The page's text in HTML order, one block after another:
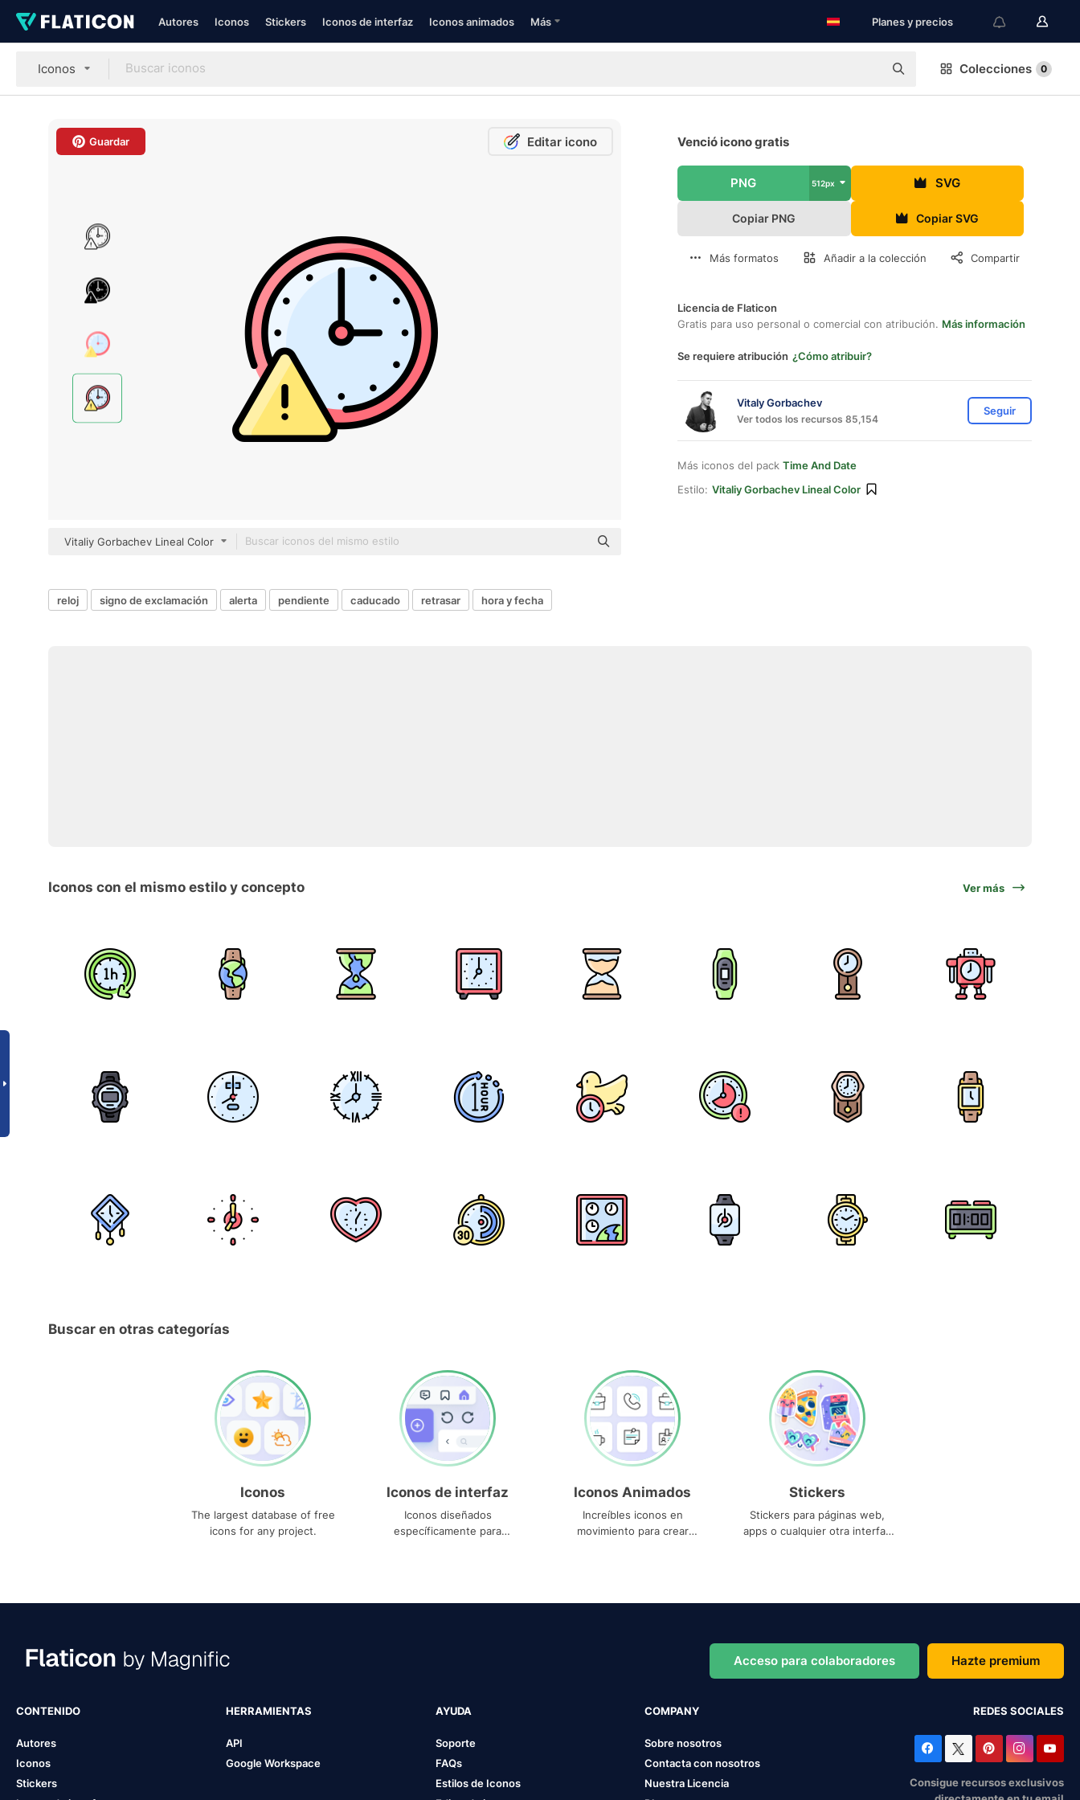
Autores Iconos Stickers Iconos de interfaz Iconos animados Más Planes y precios
Iconos Colecciones 0
Guardar Editar icono
Vitaliy Gorbachev Lineal Color
Venció icono gratis
PNG 512px SVG
Copiar PNG Copiar SVG
Más formatos Añadir a la colección Compartir
Licencia de Flaticon
Gratis para uso personal o comercial con atribución. Más información
Se requiere atribución ¿Cómo atribuir?
Vitaly Gorbachev
Ver todos los recursos 85,154
Seguir
Más iconos del pack Time And Date
Estilo: Vitaliy Gorbachev Lineal Color
reloj signo de exclamación alerta pendiente caducado retrasar hora y fecha
Iconos con el mismo estilo y concepto Ver más
Buscar en otras categorías
Iconos
The largest database of free
icons for any project.
Iconos de interfaz
Iconos diseñados
específicamente para
Iconos Animados
Increíbles iconos en
movimiento para crear
Stickers
Stickers para páginas web,
apps o cualquier otra interfaz
Acceso para colaboradores Hazte premium
CONTENIDO
Autores
Iconos
Stickers
HERRAMIENTAS
API
Google Workspace
AYUDA
Soporte
FAQs
Estilos de Iconos
COMPANY
Sobre nosotros
Contacta con nosotros
Nuestra Licencia
REDES SOCIALES
Consigue recursos exclusivos